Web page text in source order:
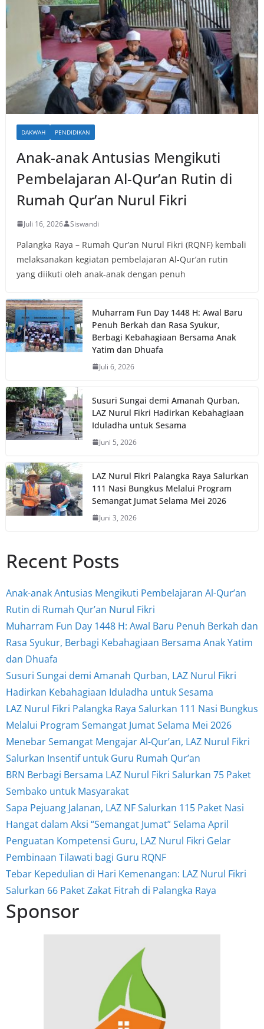
DAKWAH PENDIDIKAN
Anak-anak Antusias Mengikuti
Pembelajaran Al-Qur’an Rutin di
Rumah Qur’an Nurul Fikri
Juli 16, 2026 Siswandi
Palangka Raya – Rumah Qur’an Nurul Fikri (RQNF) kembali
melaksanakan kegiatan pembelajaran Al-Qur’an rutin
yang diikuti oleh anak-anak dengan penuh
Muharram Fun Day 1448 H: Awal Baru
Penuh Berkah dan Rasa Syukur,
Berbagi Kebahagiaan Bersama Anak
Yatim dan Dhuafa
Juli 6, 2026
Susuri Sungai demi Amanah Qurban,
LAZ Nurul Fikri Hadirkan Kebahagiaan
Iduladha untuk Sesama
Juni 5, 2026
LAZ Nurul Fikri Palangka Raya Salurkan
111 Nasi Bungkus Melalui Program
Semangat Jumat Selama Mei 2026
Juni 3, 2026
Recent Posts
Anak-anak Antusias Mengikuti Pembelajaran Al-Qur’an
Rutin di Rumah Qur’an Nurul Fikri
Muharram Fun Day 1448 H: Awal Baru Penuh Berkah dan
Rasa Syukur, Berbagi Kebahagiaan Bersama Anak Yatim
dan Dhuafa
Susuri Sungai demi Amanah Qurban, LAZ Nurul Fikri
Hadirkan Kebahagiaan Iduladha untuk Sesama
LAZ Nurul Fikri Palangka Raya Salurkan 111 Nasi Bungkus
Melalui Program Semangat Jumat Selama Mei 2026
Menebar Semangat Mengajar Al-Qur’an, LAZ Nurul Fikri
Salurkan Insentif untuk Guru Rumah Qur’an
BRN Berbagi Bersama LAZ Nurul Fikri Salurkan 75 Paket
Sembako untuk Masyarakat
Sapa Pejuang Jalanan, LAZ NF Salurkan 115 Paket Nasi
Hangat dalam Aksi “Semangat Jumat” Selama April
Penguatan Kompetensi Guru, LAZ Nurul Fikri Gelar
Pembinaan Tilawati bagi Guru RQNF
Tebar Kepedulian di Hari Kemenangan: LAZ Nurul Fikri
Salurkan 66 Paket Zakat Fitrah di Palangka Raya
Sponsor